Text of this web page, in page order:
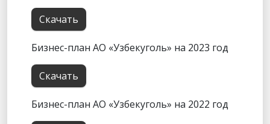
Скачать
Бизнес-план АО «Узбекуголь» на 2023 год
Скачать
Бизнес-план АО «Узбекуголь» на 2022 год